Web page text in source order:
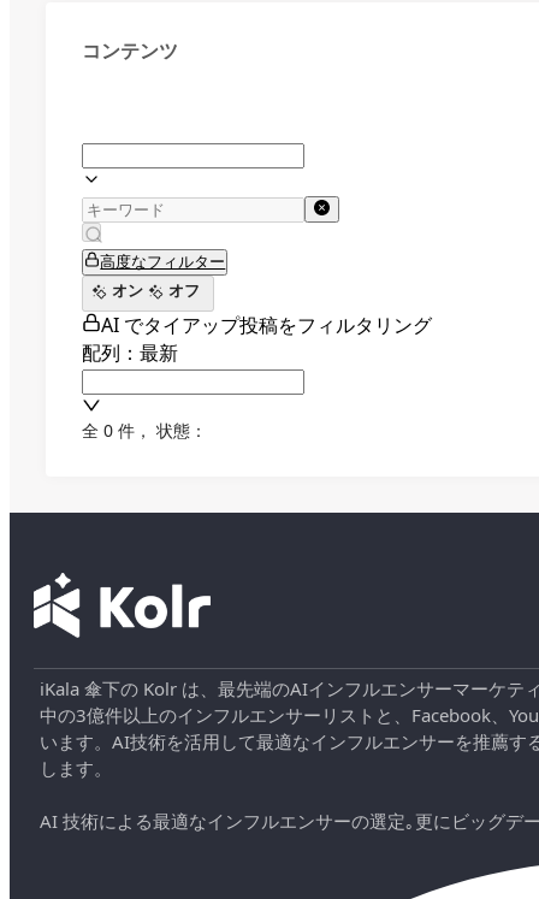
コンテンツ
高度なフィルター
オン
オフ
AI でタイアップ投稿をフィルタリング
配列：最新
全 0 件 ， 状態：
iKala 傘下の Kolr は、最先端のAIインフルエンサーマーケ
中の3億件以上のインフルエンサーリストと、Facebook、
います。AI技術を活用して最適なインフルエンサーを推薦
します。
AI 技術による最適なインフルエンサーの選定｡更にビッグデ